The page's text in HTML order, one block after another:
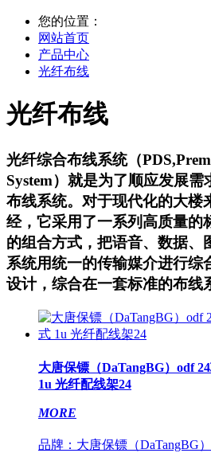
您的位置：
网站首页
产品中心
光纤布线
光纤布线
光纤综合布线系统（
System）就是为了顺应发展
布线系统。对于现代化的大楼
经，它采用了一系列高质量的
的组合方式，把语音、数据、
系统用统一的传输媒介进行综
设计，综合在一套标准的布线
大唐保镖（DaTangBG）odf
1u 光纤配线架24
MORE
品牌：大唐保镖（DaTangBG